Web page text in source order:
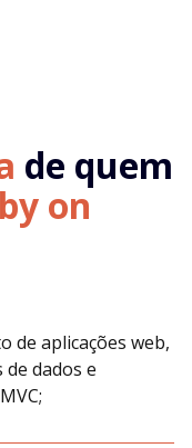
de quem
on
de aplicações web,
de dados e